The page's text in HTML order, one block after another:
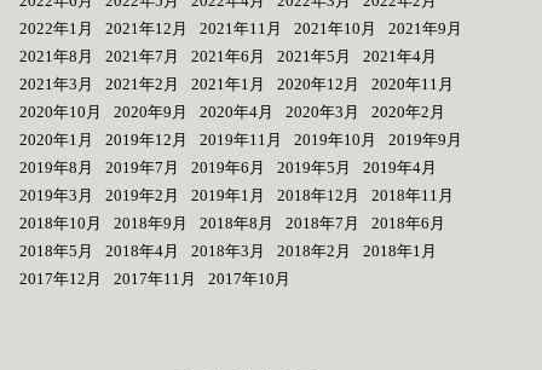
2022年1月
2021年12月 2021年11月 2021年10月
2021年9月
2021年8月
2021年7月 2021年6月 2021年5月
2021年4月
2021年3月
2021年2月 2021年1月 2020年12月
2020年11月
2020年10月
2020年9月 2020年4月 2020年3月
2020年2月
2020年1月
2019年12月 2019年11月 2019年10月
2019年9月
2019年8月
2019年7月 2019年6月 2019年5月
2019年4月
2019年3月
2019年2月 2019年1月 2018年12月
2018年11月
2018年10月
2018年9月 2018年8月 2018年7月
2018年6月
2018年5月
2018年4月 2018年3月 2018年2月
2018年1月
2017年12月
2017年11月 2017年10月